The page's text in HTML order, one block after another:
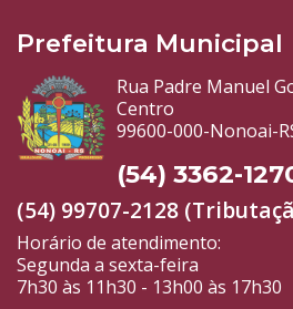
Prefeitura Municipal
Rua Padre Manuel
Centro
99600-000-Nonoai-
(54) 3362-
(54) 99707-2128
Horário de atendimento:
Segunda a sexta-feira
7h30 às 11h30 - 13h00 às 17h30